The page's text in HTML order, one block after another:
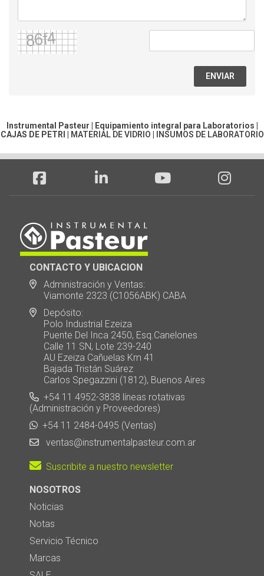
ENVIAR
Instrumental Pasteur | Equipamiento integral para Laboratorios |
CAJAS DE PETRI
MATERIAL DE VIDRIO INSUMOS DE LABORATORIO
CONTACTO Y UBICACION
Administración y Ventas:
Viamonte 2323 (C1056ABK) CABA
Depósito:
Polo Industrial Ezeiza
Puente Del Inca 2450, Esq.Canelones
Calle 11 SN, Lote 239-240
AU Ezeiza Cañuelas Km 41
Bajada Tristán Suárez
Carlos Spegazzini (1812), Buenos Aires
+54 11 4952-3838 líneas rotativas
(Administración y Proveedores)
+54 11 2484-0495 (Ventas)
ventas@instrumentalpasteur.com.ar
Suscribite a nuestro newsletter
NOSOTROS
Noticias
Notas
Servicio Técnico
Marcas